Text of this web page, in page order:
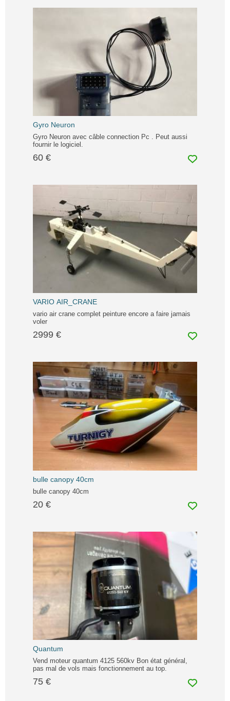
Gyro Neuron
Gyro Neuron avec câble connection Pc . Peut aussi
fournir le logiciel.
60 €
VARIO AIR_CRANE
vario air crane complet peinture encore a faire jamais
voler
2999 €
bulle canopy 40cm
bulle canopy 40cm
20 €
Quantum
Vend moteur quantum 4125 560kv Bon état général,
pas mal de vols mais fonctionnement au top.
75 €